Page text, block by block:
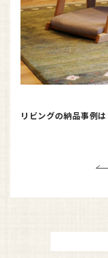
リビングの納品事例